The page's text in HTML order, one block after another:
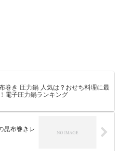
巻き 圧力鍋 人気は？おせち料理に最
電子圧力鍋ランキング
昆布巻きレ